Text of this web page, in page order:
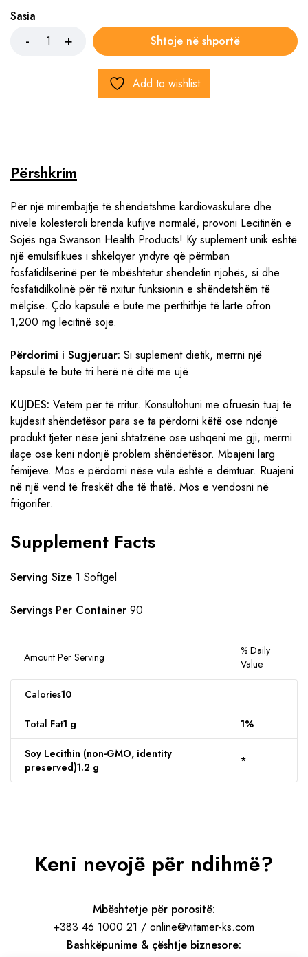
Sasia
Shtoje në shportë
Add to wishlist
Përshkrim
Për një mirëmbajtje të shëndetshme kardiovaskulare dhe
nivele kolesteroli brenda kufijve normalë, provoni Lecitinën e
Sojës nga Swanson Health Products! Ky suplement unik është
një emulsifikues i shkëlqyer yndyre që përmban
fosfatidilserinë për të mbështetur shëndetin njohës, si dhe
fosfatidilkolinë për të nxitur funksionin e shëndetshëm të
mëlçisë. Çdo kapsulë e butë me përthithje të lartë ofron
1,200 mg lecitinë soje.
Përdorimi i Sugjeruar: Si suplement dietik, merrni një
kapsulë të butë tri herë në ditë me ujë.
KUJDES: Vetëm për të rritur. Konsultohuni me ofruesin tuaj të
kujdesit shëndetësor para se ta përdorni këtë ose ndonjë
produkt tjetër nëse jeni shtatzënë ose ushqeni me gji, merrni
ilaçe ose keni ndonjë problem shëndetësor. Mbajeni larg
fëmijëve. Mos e përdorni nëse vula është e dëmtuar. Ruajeni
në një vend të freskët dhe të thatë. Mos e vendosni në
frigorifer.
Supplement Facts
Serving Size 1 Softgel
Servings Per Container 90
Amount Per Serving
% Daily
Value
Calories10
Total Fat1 g 1%
Soy Lecithin (non-GMO, identity
preserved)1.2 g *
Keni nevojë për ndihmë?
Mbështetje për porositë:
+383 46 1000 21 / online@vitamer-ks.com
Bashkëpunime & çështje biznesore: